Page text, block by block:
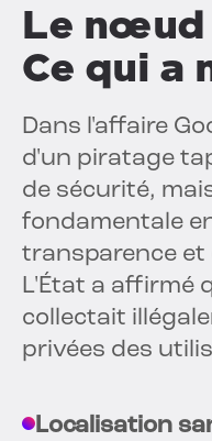
Le
Ce qui a
Dans l'affaire
d'un piratage
de sécurité,
fondamentale
transparence et
L'État a affirmé
collectait
privées des
Localisation